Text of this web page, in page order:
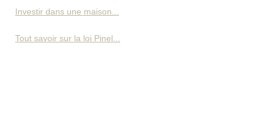
Investir dans une maison...
Tout savoir sur la loi Pinel...